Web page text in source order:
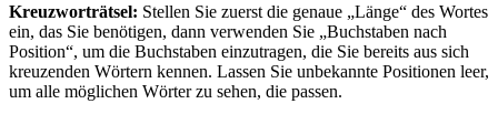
Kreuzworträtsel: Stellen Sie zuerst die genaue „Länge“ des Wortes
ein, das Sie benötigen, dann verwenden Sie „Buchstaben nach
Position“, um die Buchstaben einzutragen, die Sie bereits aus sich
kreuzenden Wörtern kennen. Lassen Sie unbekannte Positionen leer,
um alle möglichen Wörter zu sehen, die passen.